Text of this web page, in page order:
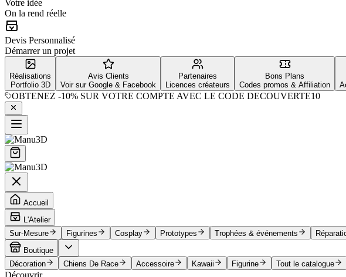
Votre idée
On la rend réelle
Devis Personnalisé
Démarrer un projet
Réalisations
Portfolio 3D
Avis Clients
Voir sur Google & Facebook
Partenaires
Licences créateurs
Bons Plans
Codes promos & Affiliation
OBTENEZ -10% SUR VOTRE COMPTE AVEC LE CODE DECOUVERTE10
Accueil
L'Atelier
Sur-Mesure
Figurines Cosplay Prototypes Trophées & événements
Boutique
Décoration
Chiens De Race Accessoire Kawaii Figurine Tout le catalogue
Découvrir